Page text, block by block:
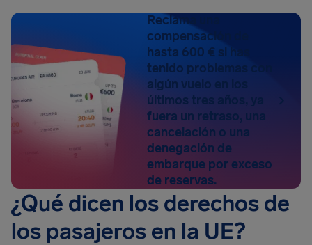
Reclama una
compensación de
hasta 600 € si has
tenido problemas con
algún vuelo en los
últimos tres años, ya
fuera un retraso, una
cancelación o una
denegación de
embarque por exceso
de reservas.
¿Qué dicen los derechos de
los pasajeros en la UE?